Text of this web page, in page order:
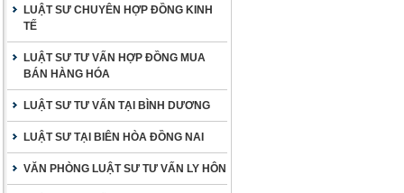
LUẬT SƯ CHUYÊN HỢP ĐỒNG KINH
TẾ
LUẬT SƯ TƯ VẤN HỢP ĐỒNG MUA
BÁN HÀNG HÓA
LUẬT SƯ TƯ VẤN TẠI BÌNH DƯƠNG
LUẬT SƯ TẠI BIÊN HÒA ĐỒNG NAI
VĂN PHÒNG LUẬT SƯ TƯ VẤN LY HÔN